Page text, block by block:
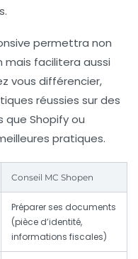
permettra non
facilitera aussi
vous différencier,
réussies sur des
Shopify ou
pratiques.
Conseil MC Shopen
Préparer ses documents
(pièce d’identité,
informations fiscales)